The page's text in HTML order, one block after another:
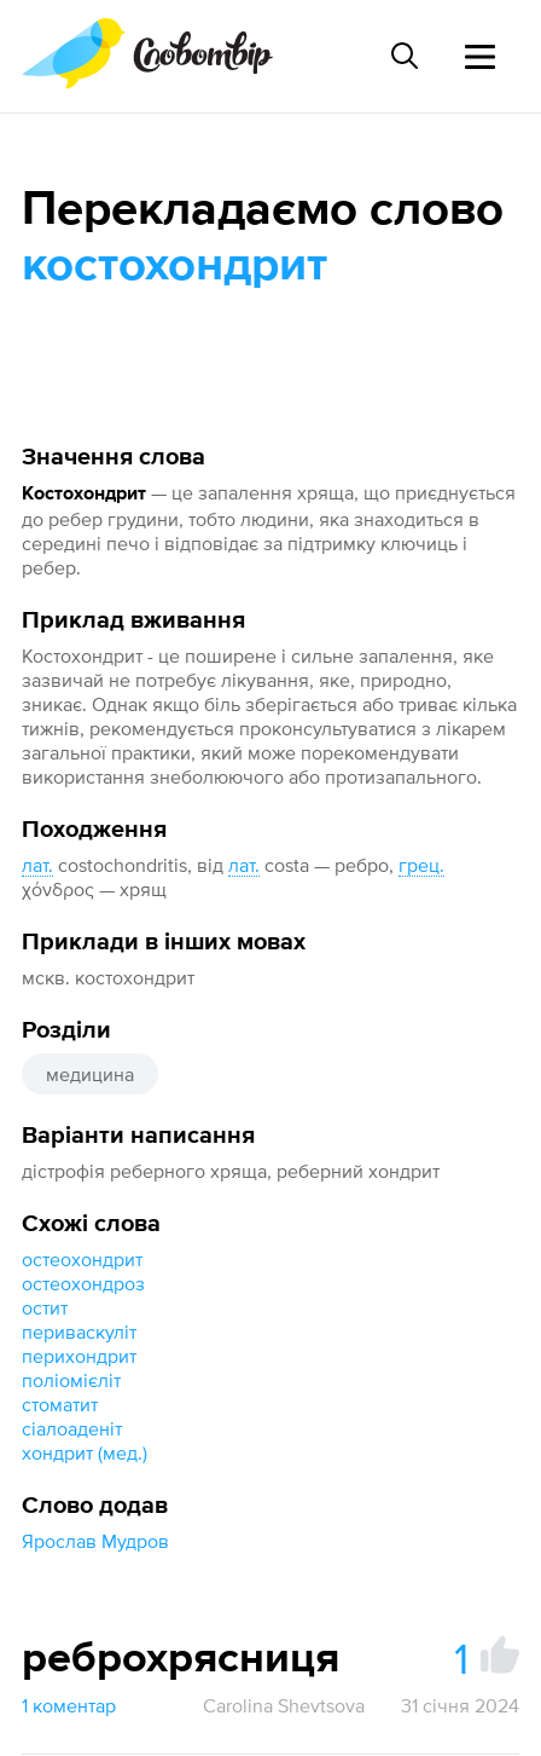
Значення слова
Костохондрит— це запалення хряща, що приєднується
до ребер грудини, тобто людини, яка знаходиться в
середині печо і відповідає за підтримку ключиць і
ребер.
Приклад вживання
Костохондрит - це поширене і сильне запалення, яке
зазвичай не потребує лікування, яке, природно,
зникає. Однак якщо біль зберігається або триває кілька
тижнів, рекомендується проконсультуватися з лікарем
загальної практики, який може порекомендувати
використання знеболюючого або протизапального.
Походження
лат. соstochondritis, від лат. costа — ребро, грец.
χόνδρος — хрящ
Приклади в інших мовах
мскв. костохондрит
Розділи
медицина
Варіанти написання
дістрофія реберного хряща, реберний хондрит
Схожі слова
остеохондрит
остеохондроз
остит
периваскуліт
перихондрит
поліомієліт
стоматит
сіалоаденіт
хондрит (мед.)
Слово додав
Ярослав Мудров
Перекладаємо слово
костохондрит
реброхрясниця 1
1 коментар Carolina Shevtsova 31 січня 2024